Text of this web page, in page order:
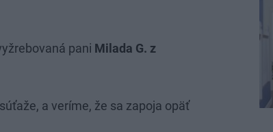
pani Milada G. z
a veríme, že sa zapoja opäť